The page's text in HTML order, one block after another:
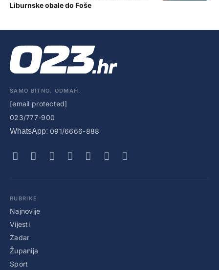
Liburnske obale do Foše
SAMO BITNO. ODMAH.
[email protected]
023/777-900
WhatsApp: 091/6666-888
RUBRIKE
Najnovije
Vijesti
Zadar
Županija
Sport